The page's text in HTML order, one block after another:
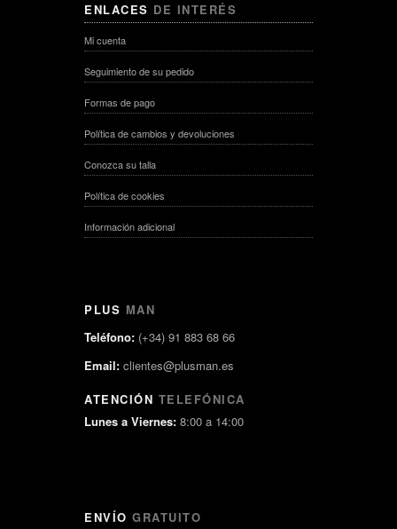
ENLACES DE INTERÉS
Mi cuenta
Seguimiento de su pedido
Formas de pago
Política de cambios y devoluciones
Conozca su talla
Política de cookies
Información adicional
PLUS MAN
Teléfono: (+34) 91 883 68 66
Email: clientes@plusman.es
ATENCIÓN TELEFÓNICA
Lunes a Viernes: 8:00 a 14:00
ENVÍO GRATUITO